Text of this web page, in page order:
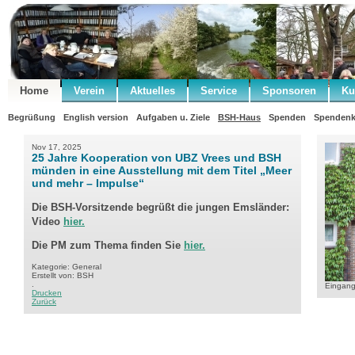
Home Verein Aktuelles Service Sponsoren
Begrüßung English version Aufgaben u. Ziele BSH-Haus Spenden
Nov 17, 2025
25 Jahre Kooperation von UBZ Vrees und BSH
münden in eine Ausstellung mit dem Titel „Meer
und mehr – Impulse“
Die BSH-Vorsitzende begrüßt die jungen Emsländer:
Video hier.
Die PM zum Thema finden Sie hier.
Kategorie: General
Erstellt von: BSH
Drucken
Zurück